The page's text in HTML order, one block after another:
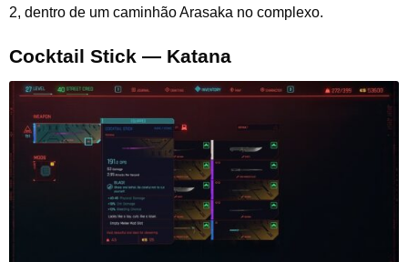
2, dentro de um caminhão Arasaka no complexo.
Cocktail Stick — Katana